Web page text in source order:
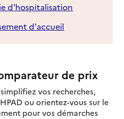
d'hospitalisation
d'accueil
de prix
vos recherches,
ou orientez-vous sur le
pour vos démarches